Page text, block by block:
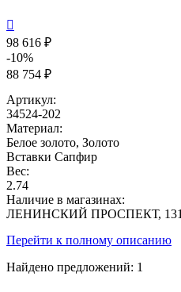

98 616 ₽
-10%
88 754 ₽
Артикул:
34524-202
Материал:
Белое золото, Золото
Вставки Сапфир
Вес:
2.74
Наличие в магазинах:
ЛЕНИНСКИЙ ПРОСПЕКТ, 131
Перейти к полному описанию
Найдено предложений: 1